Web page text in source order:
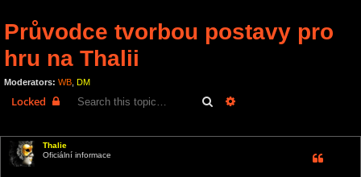
Průvodce tvorbou postavy pro
hru na Thalii
Moderators: WB DM
Locked Search
Thalie
Oficiální informace